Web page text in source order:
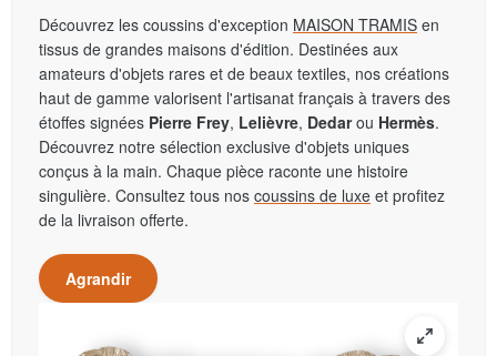
Découvrez les coussins d'exception MAISON TRAMIS en
tissus de grandes maisons d'édition. Destinées aux
amateurs d'objets rares et de beaux textiles, nos créations
haut de gamme valorisent l'artisanat français à travers des
étoffes signées Pierre Frey, Lelièvre, Dedarou Hermès.
Découvrez notre sélection exclusive d'objets uniques
conçus à la main. Chaque pièce raconte une histoire
singulière. Consultez tous nos coussins de luxe et profitez
de la livraison offerte.
Agrandir